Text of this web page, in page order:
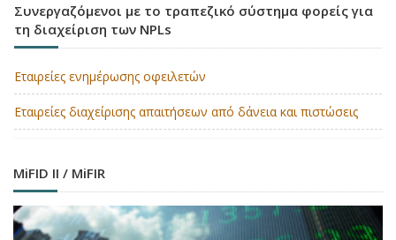
Συνεργαζόμενοι με το τραπεζικό σύστημα φορείς για
τη διαχείριση των NPLs
Εταιρείες ενημέρωσης οφειλετών
Εταιρείες διαχείρισης απαιτήσεων από δάνεια και πιστώσεις
MiFID II / MiFIR